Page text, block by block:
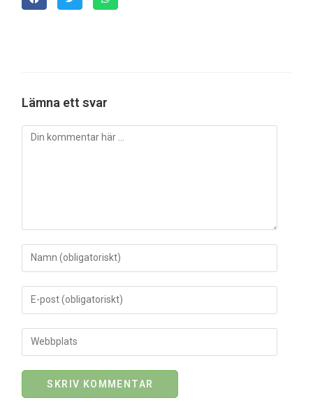
Lämna ett svar